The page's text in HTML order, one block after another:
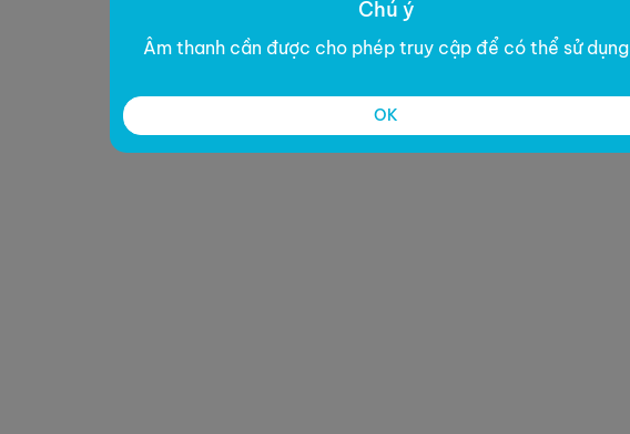
Chú ý
Âm thanh cần được cho phép truy cập để có thể sử dụng
OK